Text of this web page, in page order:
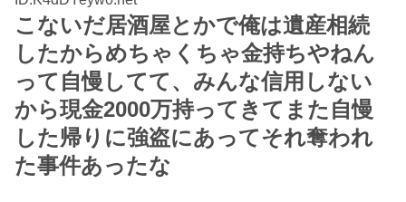
こないだ居酒屋とかで俺は遺産相続
したからめちゃくちゃ金持ちやねん
って自慢してて、みんな信用しない
から現金2000万持ってきてまた自慢
した帰りに強盗にあってそれ奪われ
た事件あったな